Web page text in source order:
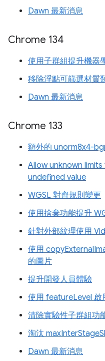
Dawn 最新消息
Chrome 134
使用子群組提升機器
移除浮點可篩選材質
Dawn 最新消息
Chrome 133
額外的 unorm8x4-
Allow unknown
undefined value
WGSL 對齊規則變更
使用捨棄功能提升
針對外部紋理使用
使用
的圖片
提升開發人員體驗
使用 featureLevel 啟
清除實驗性子群組功
淘汰
Dawn 最新消息